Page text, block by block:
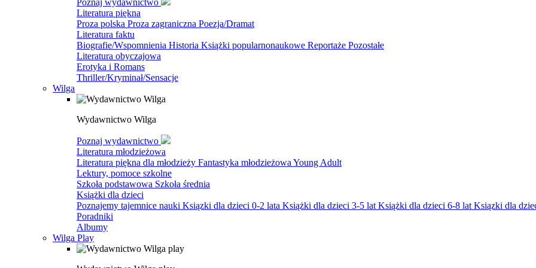
Poznaj wydawnictwo
Literatura piękna
Proza polska Proza zagraniczna Poezja/Dramat
Literatura faktu
Biografie/Wspomnienia Historia Książki popularnonaukowe Reportaże Pozostałe
Literatura obyczajowa
Erotyka i Romans
Thriller/Kryminał/Sensacje
Wilga
Wydawnictwo Wilga
Poznaj wydawnictwo
Literatura młodzieżowa
Literatura piękna dla młodzieży Fantastyka młodzieżowa Young Adult
Lektury, pomoce szkolne
Szkoła podstawowa Szkoła średnia
Książki dla dzieci
Poznajemy tajemnice nauki Ksiązki dla dzieci 0-2 lata Książki dla dzieci 3-5 lat Książki dla dzieci 6-8 lat Ksiązki dla
Poradniki
Albumy
Wilga Play